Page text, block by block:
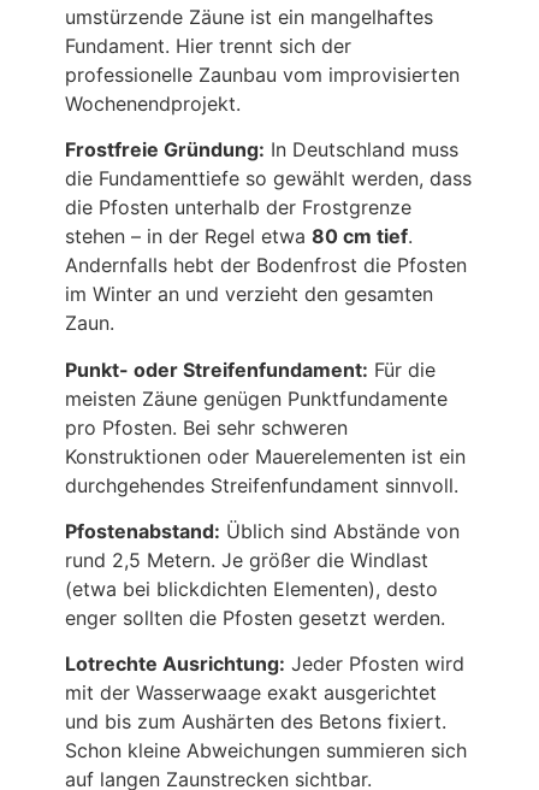
umstürzende Zäune ist ein mangelhaftes
Fundament. Hier trennt sich der
professionelle Zaunbau vom improvisierten
Wochenendprojekt.
Frostfreie Gründung: In Deutschland muss
die Fundamenttiefe so gewählt werden, dass
die Pfosten unterhalb der Frostgrenze
stehen – in der Regel etwa 80 cm tief.
Andernfalls hebt der Bodenfrost die Pfosten
im Winter an und verzieht den gesamten
Zaun.
Punkt- oder Streifenfundament: Für die
meisten Zäune genügen Punktfundamente
pro Pfosten. Bei sehr schweren
Konstruktionen oder Mauerelementen ist ein
durchgehendes Streifenfundament sinnvoll.
Pfostenabstand: Üblich sind Abstände von
rund 2,5 Metern. Je größer die Windlast
(etwa bei blickdichten Elementen), desto
enger sollten die Pfosten gesetzt werden.
Lotrechte Ausrichtung: Jeder Pfosten wird
mit der Wasserwaage exakt ausgerichtet
und bis zum Aushärten des Betons fixiert.
Schon kleine Abweichungen summieren sich
auf langen Zaunstrecken sichtbar.